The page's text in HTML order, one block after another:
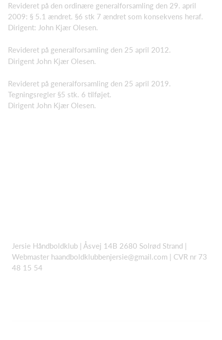
Revideret på den ordinære generalforsamling den 29. april
2009: § 5.1 ændret. §6 stk 7 ændret som konsekvens heraf.
Dirigent: John Kjær Olesen.
Revideret på generalforsamling den 25 april 2012.
Dirigent John Kjær Olesen.
Revideret på generalforsamling den 25 april 2019.
Tegningsregler §5 stk. 6 tilføjet.
Dirigent John Kjær Olesen.
Jersie Håndboldklub | Åsvej 14B 2680 Solrød Strand |
Webmaster haandboldklubbenjersie@gmail.com | CVR nr 73
48 15 54